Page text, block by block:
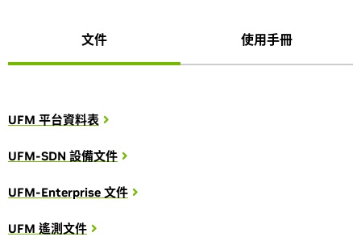
文件 使用手冊
UFM 平台資料表
UFM-SDN 設備文件
UFM-Enterprise 文件
UFM 遙測文件